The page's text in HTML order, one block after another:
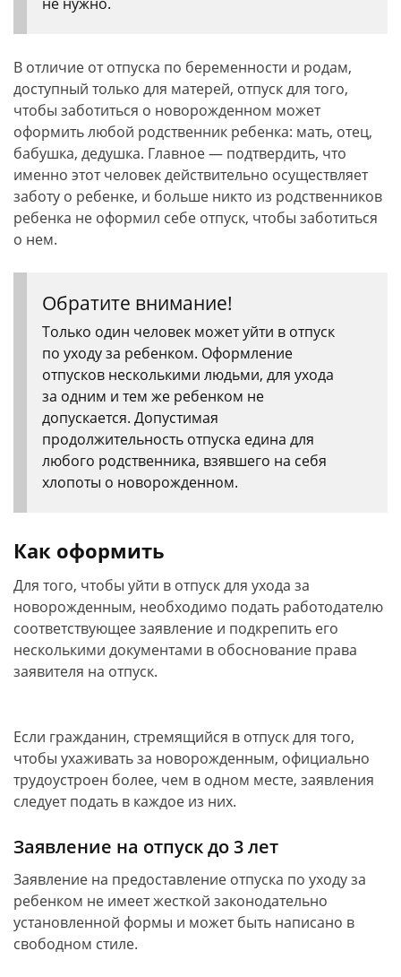
В отличие от отпуска по беременности и родам,
доступный только для матерей, отпуск для того,
чтобы заботиться о новорожденном может
оформить любой родственник ребенка: мать, отец,
бабушка, дедушка. Главное — подтвердить, что
именно этот человек действительно осуществляет
заботу о ребенке, и больше никто из родственников
ребенка не оформил себе отпуск, чтобы заботиться
о нем.
Обратите внимание!
Только один человек может уйти в отпуск
по уходу за ребенком. Оформление
отпусков несколькими людьми, для ухода
за одним и тем же ребенком не
допускается. Допустимая
продолжительность отпуска едина для
любого родственника, взявшего на себя
хлопоты о новорожденном.
Как оформить
Для того, чтобы уйти в отпуск для ухода за
новорожденным, необходимо подать работодателю
соответствующее заявление и подкрепить его
несколькими документами в обоснование права
заявителя на отпуск.
Если гражданин, стремящийся в отпуск для того,
чтобы ухаживать за новорожденным, официально
трудоустроен более, чем в одном месте, заявления
следует подать в каждое из них.
Заявление на отпуск до 3 лет
Заявление на предоставление отпуска по уходу за
ребенком не имеет жесткой законодательно
установленной формы и может быть написано в
свободном стиле.